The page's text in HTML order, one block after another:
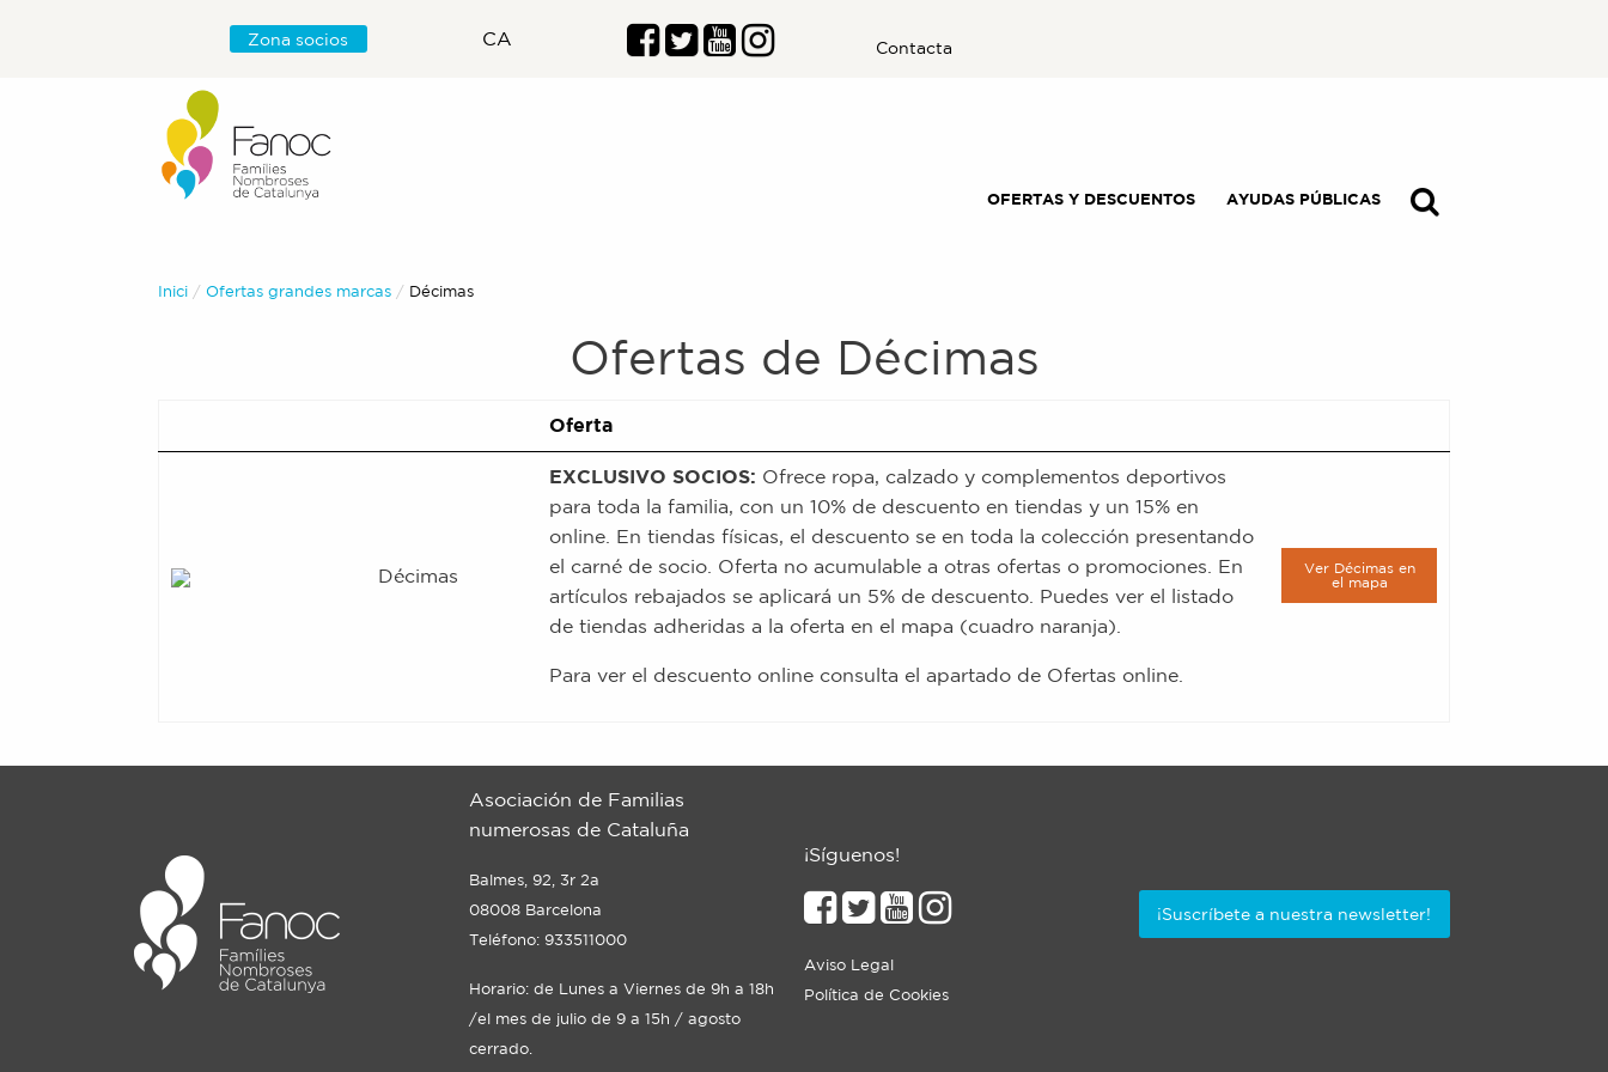
Zona socios CA Contacta
OFERTAS Y DESCUENTOS AYUDAS PÚBLICAS
Inici Ofertas grandes marcas Actual:
Décimas
Ofertas de Décimas
Oferta
Décimas
EXCLUSIVO SOCIOS: Ofrece ropa, calzado y complementos deportivos
para toda la familia, con un 10% de descuento en tiendas y un 15% en
online. En tiendas físicas, el descuento se en toda la colección presentando
el carné de socio. Oferta no acumulable a otras ofertas o promociones. En
artículos rebajados se aplicará un 5% de descuento. Puedes ver el listado
de tiendas adheridas a la oferta en el mapa (cuadro naranja).
Para ver el descuento online consulta el apartado de Ofertas online.
Ver Décimas en
el mapa
Asociación de Familias
numerosas de Cataluña
Balmes, 92, 3r 2a
08008 Barcelona
Teléfono: 933511000
Horario: de Lunes a Viernes de 9h a 18h
/el mes de julio de 9 a 15h / agosto
cerrado.
¡Síguenos!
Aviso Legal
Política de Cookies
¡Suscríbete a nuestra newsletter!